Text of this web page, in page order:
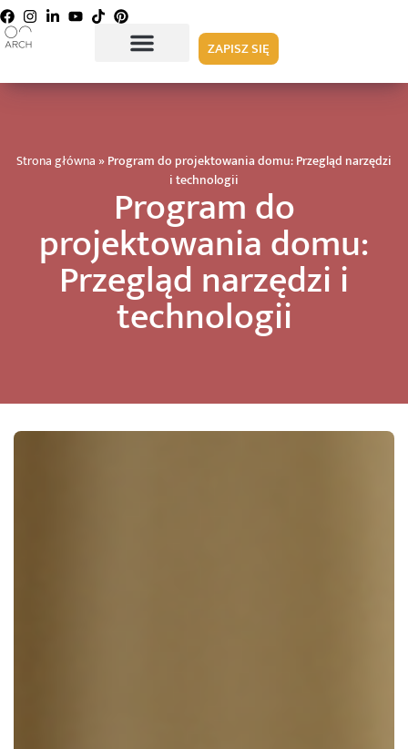
ZAPISZ SIĘ
Strona główna »Program do projektowania domu: Przegląd narzędzi
i technologii
Program do
projektowania domu:
Przegląd narzędzi i
technologii